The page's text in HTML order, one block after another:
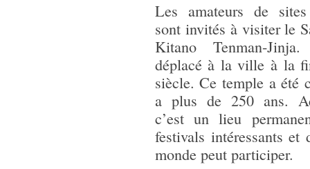
Les amateurs de
sont invités à visiter le
Kitano Tenman-
déplacé à la ville à la
siècle. Ce temple a été
a plus de 250 ans.
c’est un lieu
festivals intéressants
monde peut participer.